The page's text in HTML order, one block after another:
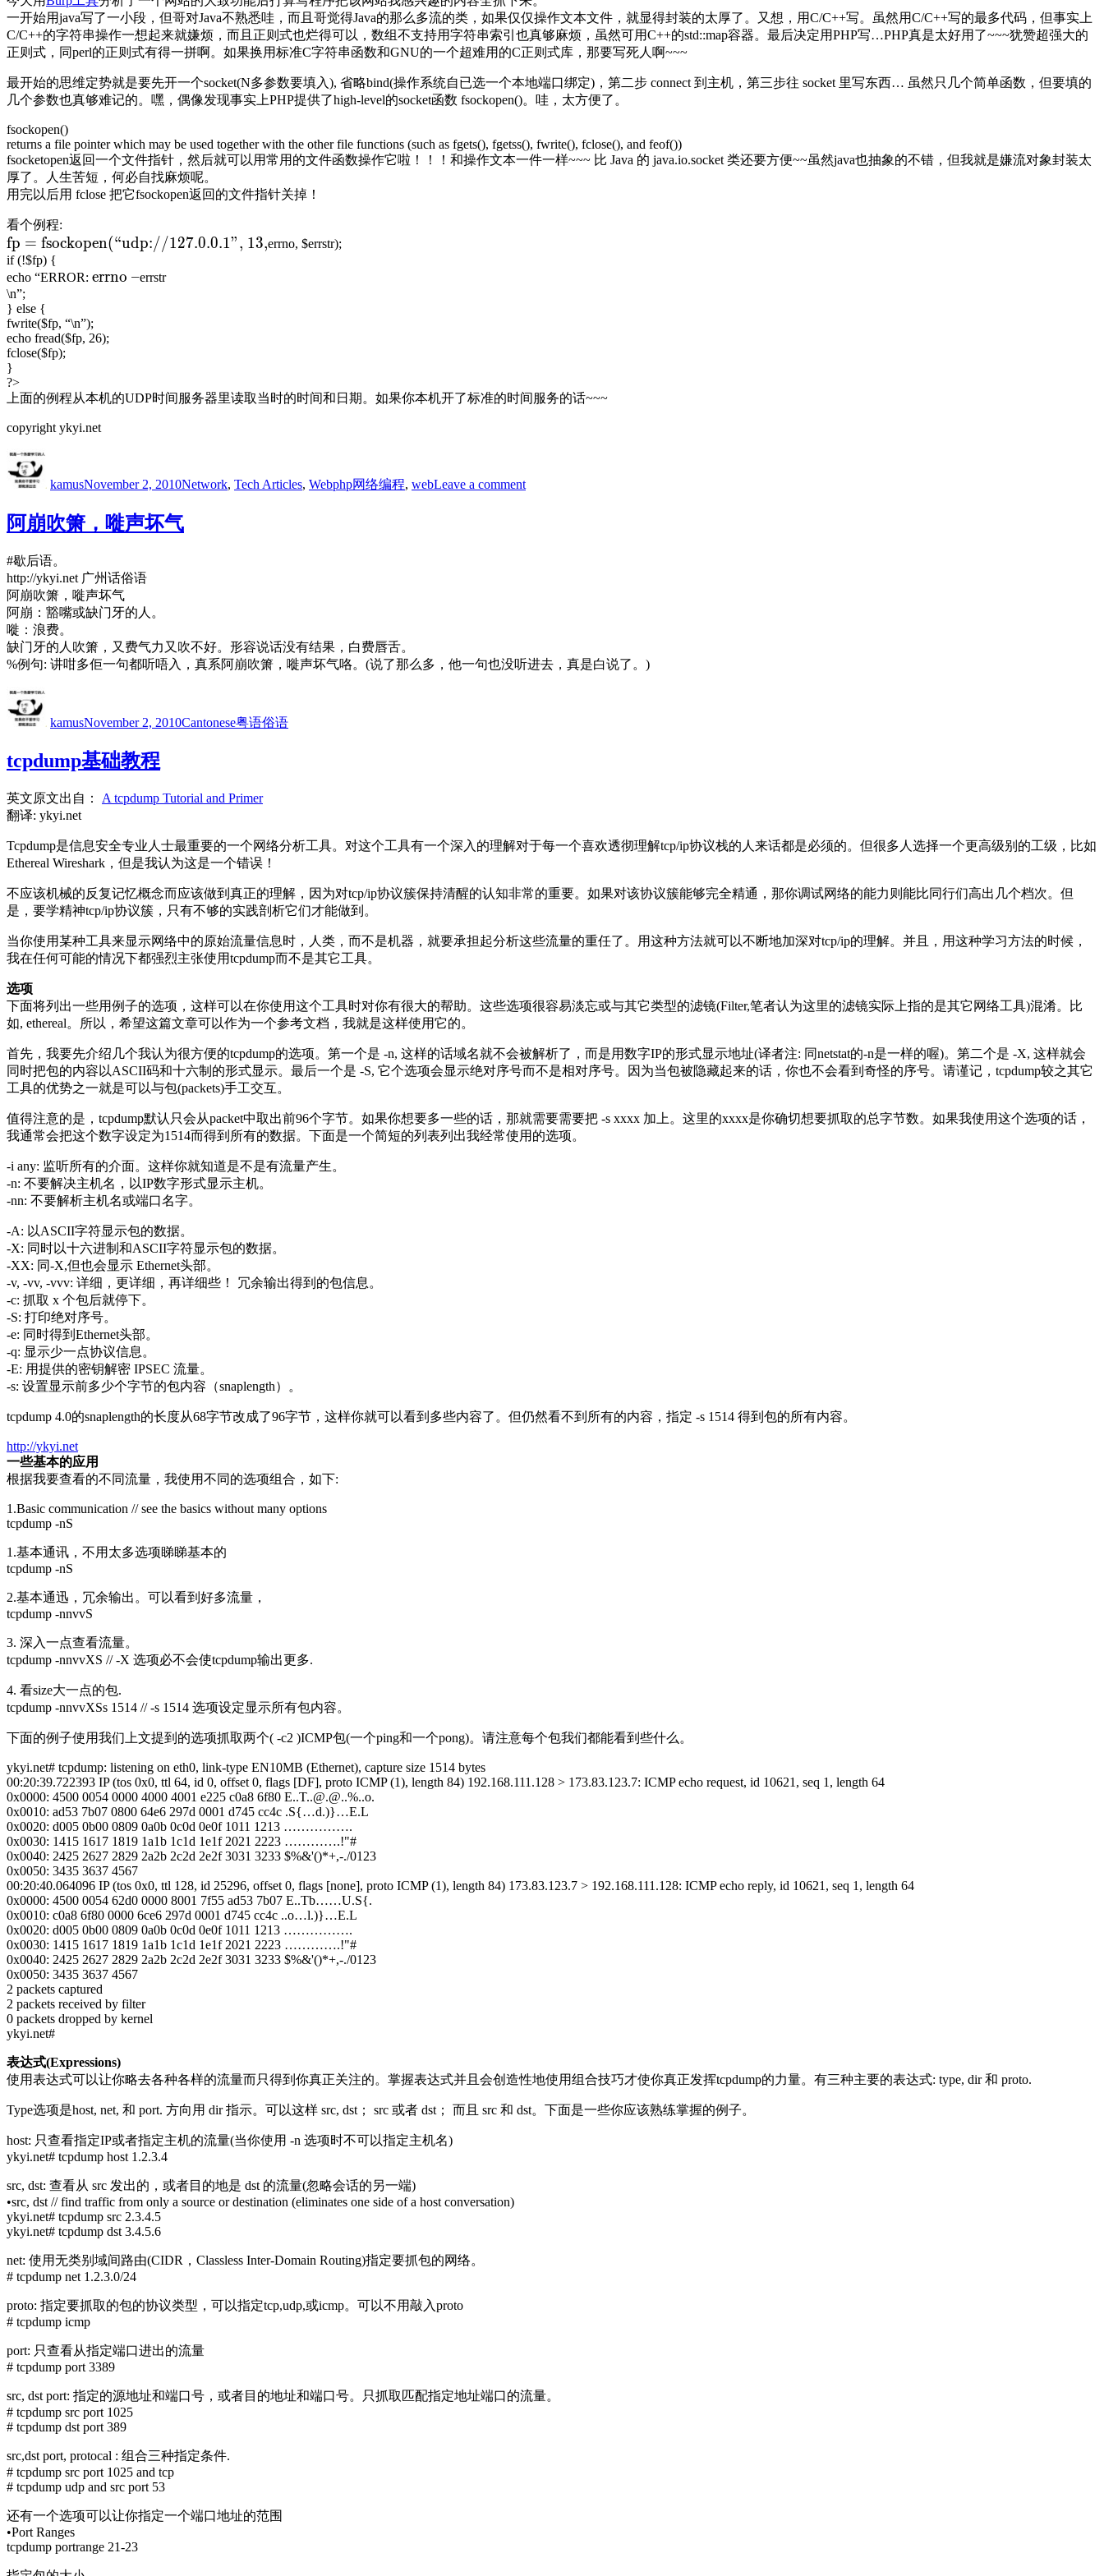
一开始用java写了一小段，但哥对Java不熟悉哇，而且哥觉得Java的那么多流的类，如果仅仅操作文本文件，就显得封装的太厚了。又想，用C/C++写。虽然用C/C++写的最多代码，但事实上
C/C++的字符串操作一想起来就嫌烦，而且正则式也烂得可以，数组不支持用字符串索引也真够麻烦，虽然可用C++的std::map容器。最后决定用PHP写…PHP真是太好用了~~~犹赞超强大的
正则式，同perl的正则式有得一拼啊。如果换用标准C字符串函数和GNU的一个超难用的C正则式库，那要写死人啊~~~
最开始的思维定势就是要先开一个socket(N多参数要填入), 省略bind(操作系统自已选一个本地端口绑定)，第二步 connect 到主机，第三步往 socket 里写东西… 虽然只几个简单函数，但要填的
几个参数也真够难记的。嘿，偶像发现事实上PHP提供了high-level的socket函数 fsockopen()。哇，太方便了。
fsockopen()
returns a file pointer which may be used together with the other file functions (such as fgets(), fgetss(), fwrite(), fclose(), and feof())
fsocketopen返回一个文件指针，然后就可以用常用的文件函数操作它啦！！！和操作文本一件一样~~~ 比 Java 的 java.io.socket 类还要方便~~虽然java也抽象的不错，但我就是嫌流对象封装太
厚了。人生苦短，何必自找麻烦呢。
用完以后用 fclose 把它fsockopen返回的文件指针关掉！
看个例程:
fp = fsockopen(“udp://127.0.0.1”, 13,errno, $errstr);
if (!$fp) {
echo “ERROR: errno –errstr
\n”;
} else {
fwrite($fp, “\n”);
echo fread($fp, 26);
fclose($fp);
}
?>
上面的例程从本机的UDP时间服务器里读取当时的时间和日期。如果你本机开了标准的时间服务的话~~~
copyright ykyi.net
kamusNovember 2, 2010Network, Tech Articles, Webphp网络编程, webLeave a comment真
数！
阿崩吹箫，嘥声坏气
#歇后语。
http://ykyi.net 广州话俗语
阿崩吹箫，嘥声坏气
阿崩：豁嘴或缺门牙的人。
嘥：浪费。
缺门牙的人吹箫，又费气力又吹不好。形容说话没有结果，白费唇舌。
%例句: 讲咁多佢一句都听唔入，真系阿崩吹箫，嘥声坏气咯。(说了那么多，他一句也没听进去，真是白说了。)
kamusNovember 2, 2010Cantonese粤语俗语
tcpdump基础教程
英文原文出自： A tcpdump Tutorial and Primer
翻译: ykyi.net
Tcpdump是信息安全专业人士最重要的一个网络分析工具。对这个工具有一个深入的理解对于每一个喜欢透彻理解tcp/ip协议栈的人来话都是必须的。但很多人选择一个更高级别的工级，比如
Ethereal Wireshark，但是我认为这是一个错误！
不应该机械的反复记忆概念而应该做到真正的理解，因为对tcp/ip协议簇保持清醒的认知非常的重要。如果对该协议簇能够完全精通，那你调试网络的能力则能比同行们高出几个档次。但
是，要学精神tcp/ip协议簇，只有不够的实践剖析它们才能做到。
当你使用某种工具来显示网络中的原始流量信息时，人类，而不是机器，就要承担起分析这些流量的重任了。用这种方法就可以不断地加深对tcp/ip的理解。并且，用这种学习方法的时候，
我在任何可能的情况下都强烈主张使用tcpdump而不是其它工具。
选项
下面将列出一些用例子的选项，这样可以在你使用这个工具时对你有很大的帮助。这些选项很容易淡忘或与其它类型的滤镜(Filter,笔者认为这里的滤镜实际上指的是其它网络工具)混淆。比
如, ethereal。所以，希望这篇文章可以作为一个参考文档，我就是这样使用它的。
首先，我要先介绍几个我认为很方便的tcpdump的选项。第一个是 -n, 这样的话域名就不会被解析了，而是用数字IP的形式显示地址(译者注: 同netstat的-n是一样的喔)。第二个是 -X, 这样就会
同时把包的内容以ASCII码和十六制的形式显示。最后一个是 -S, 它个选项会显示绝对序号而不是相对序号。因为当包被隐藏起来的话，你也不会看到奇怪的序号。请谨记，tcpdump较之其它
工具的优势之一就是可以与包(packets)手工交互。
值得注意的是，tcpdump默认只会从packet中取出前96个字节。如果你想要多一些的话，那就需要需要把 -s xxxx 加上。这里的xxxx是你确切想要抓取的总字节数。如果我使用这个选项的话，
我通常会把这个数字设定为1514而得到所有的数据。下面是一个简短的列表列出我经常使用的选项。
-i any: 监听所有的介面。这样你就知道是不是有流量产生。
-n: 不要解决主机名，以IP数字形式显示主机。
-nn: 不要解析主机名或端口名字。
-A: 以ASCII字符显示包的数据。
-X: 同时以十六进制和ASCII字符显示包的数据。
-XX: 同-X,但也会显示 Ethernet头部。
-v, -vv, -vvv: 详细，更详细，再详细些！ 冗余输出得到的包信息。
-c: 抓取 x 个包后就停下。
-S: 打印绝对序号。
-e: 同时得到Ethernet头部。
-q: 显示少一点协议信息。
-E: 用提供的密钥解密 IPSEC 流量。
-s: 设置显示前多少个字节的包内容（snaplength）。
tcpdump 4.0的snaplength的长度从68字节改成了96字节，这样你就可以看到多些内容了。但仍然看不到所有的内容，指定 -s 1514 得到包的所有内容。
http://ykyi.net
一些基本的应用
根据我要查看的不同流量，我使用不同的选项组合，如下:
1.Basic communication // see the basics without many options
tcpdump -nS
1.基本通讯，不用太多选项睇睇基本的
tcpdump -nS
2.基本通迅，冗余输出。可以看到好多流量，
tcpdump -nnvvS
3. 深入一点查看流量。
tcpdump -nnvvXS // -X 选项必不会使tcpdump输出更多.
4. 看size大一点的包.
tcpdump -nnvvXSs 1514 // -s 1514 选项设定显示所有包内容。
下面的例子使用我们上文提到的选项抓取两个( -c2 )ICMP包(一个ping和一个pong)。请注意每个包我们都能看到些什么。
ykyi.net# tcpdump: listening on eth0, link-type EN10MB (Ethernet), capture size 1514 bytes
00:20:39.722393 IP (tos 0x0, ttl 64, id 0, offset 0, flags [DF], proto ICMP (1), length 84) 192.168.111.128 > 173.83.123.7: ICMP echo request, id 10621, seq 1, length 64
0x0000: 4500 0054 0000 4000 4001 e225 c0a8 6f80 E..T..@.@..%..o.
0x0010: ad53 7b07 0800 64e6 297d 0001 d745 cc4c .S{…d.)}…E.L
0x0020: d005 0b00 0809 0a0b 0c0d 0e0f 1011 1213 …………….
0x0030: 1415 1617 1819 1a1b 1c1d 1e1f 2021 2223 ………….!"#
0x0040: 2425 2627 2829 2a2b 2c2d 2e2f 3031 3233 $%&'()*+,-./0123
0x0050: 3435 3637 4567
00:20:40.064096 IP (tos 0x0, ttl 128, id 25296, offset 0, flags [none], proto ICMP (1), length 84) 173.83.123.7 > 192.168.111.128: ICMP echo reply, id 10621, seq 1, length 64
0x0000: 4500 0054 62d0 0000 8001 7f55 ad53 7b07 E..Tb……U.S{.
0x0010: c0a8 6f80 0000 6ce6 297d 0001 d745 cc4c ..o…l.)}…E.L
0x0020: d005 0b00 0809 0a0b 0c0d 0e0f 1011 1213 …………….
0x0030: 1415 1617 1819 1a1b 1c1d 1e1f 2021 2223 ………….!"#
0x0040: 2425 2627 2829 2a2b 2c2d 2e2f 3031 3233 $%&'()*+,-./0123
0x0050: 3435 3637 4567
2 packets captured
2 packets received by filter
0 packets dropped by kernel
ykyi.net#
表达式(Expressions)
使用表达式可以让你略去各种各样的流量而只得到你真正关注的。掌握表达式并且会创造性地使用组合技巧才使你真正发挥tcpdump的力量。有三种主要的表达式: type, dir 和 proto.
Type选项是host, net, 和 port. 方向用 dir 指示。可以这样 src, dst； src 或者 dst； 而且 src 和 dst。下面是一些你应该熟练掌握的例子。
host: 只查看指定IP或者指定主机的流量(当你使用 -n 选项时不可以指定主机名)
ykyi.net# tcpdump host 1.2.3.4
src, dst: 查看从 src 发出的，或者目的地是 dst 的流量(忽略会话的另一端)
•src, dst // find traffic from only a source or destination (eliminates one side of a host conversation)
ykyi.net# tcpdump src 2.3.4.5
ykyi.net# tcpdump dst 3.4.5.6
net: 使用无类别域间路由(CIDR，Classless Inter-Domain Routing)指定要抓包的网络。
# tcpdump net 1.2.3.0/24
proto: 指定要抓取的包的协议类型，可以指定tcp,udp,或icmp。可以不用敲入proto
# tcpdump icmp
port: 只查看从指定端口进出的流量
# tcpdump port 3389
src, dst port: 指定的源地址和端口号，或者目的地址和端口号。只抓取匹配指定地址端口的流量。
# tcpdump src port 1025
# tcpdump dst port 389
src,dst port, protocal : 组合三种指定条件.
# tcpdump src port 1025 and tcp
# tcpdump udp and src port 53
还有一个选项可以让你指定一个端口地址的范围
•Port Ranges
tcpdump portrange 21-23